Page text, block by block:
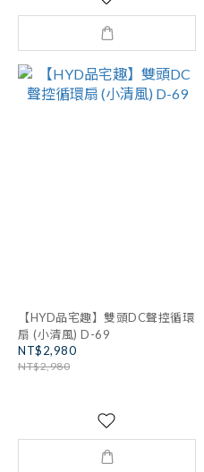
【HYD品宅趣】雙頭DC聲控循環
扇 (小清風) D-69
NT$2,980
NT$2,980